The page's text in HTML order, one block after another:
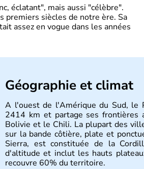
éclatant", mais aussi "célèbre".
premiers siècles de notre ère. Sa
assez en vogue dans les années
Géographie et climat
A l'ouest de l'Amérique du Sud, le
2414 km et partage ses frontières
Bolivie et le Chili. La plupart des
sur la bande côtière, plate et
Sierra, est constituée de la
d'altitude et inclut les hauts
recouvre 60% du territoire.